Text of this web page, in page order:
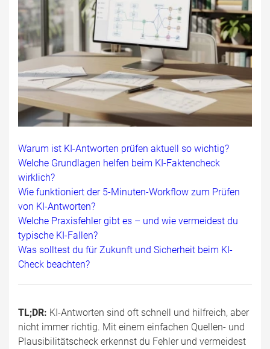
Warum ist KI-Antworten prüfen aktuell so wichtig?
Welche Grundlagen helfen beim KI-Faktencheck
wirklich?
Wie funktioniert der 5-Minuten-Workflow zum Prüfen
von KI-Antworten?
Welche Praxisfehler gibt es – und wie vermeidest du
typische KI-Fallen?
Was solltest du für Zukunft und Sicherheit beim KI-
Check beachten?
TL;DR: KI-Antworten sind oft schnell und hilfreich, aber
nicht immer richtig. Mit einem einfachen Quellen- und
Plausibilitätscheck erkennst du Fehler und vermeidest